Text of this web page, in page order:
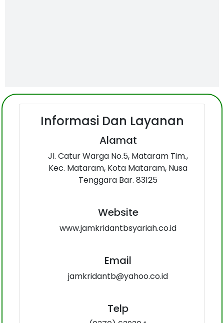
Informasi Dan Layanan
Alamat
Jl. Catur Warga No.5, Mataram Tim.,
Kec. Mataram, Kota Mataram, Nusa
Tenggara Bar. 83125
Website
www.jamkridantbsyariah.co.id
Email
jamkridantb@yahoo.co.id
Telp